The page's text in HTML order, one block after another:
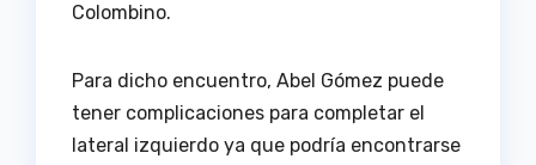
Colombino.
Para dicho encuentro, Abel Gómez puede
tener complicaciones para completar el
lateral izquierdo ya que podría encontrarse